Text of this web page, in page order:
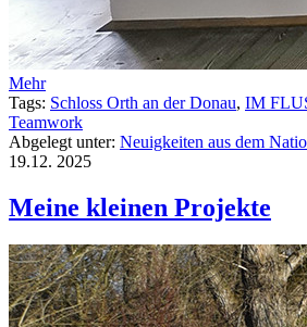
Mehr
Tags: Schloss Orth an der Donau, IM
Teamwork
Abgelegt unter: Neuigkeiten aus dem
19.12. 2025
Meine kleinen Projekte